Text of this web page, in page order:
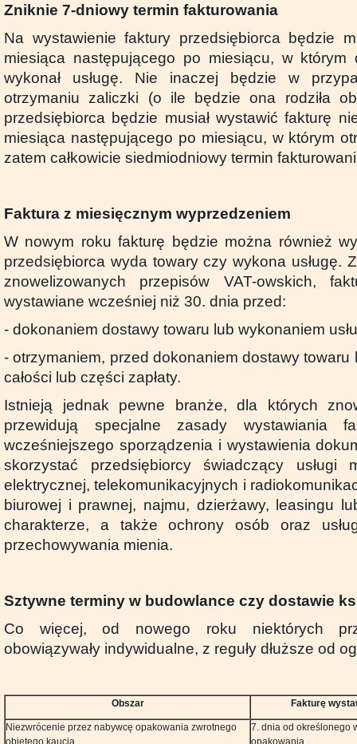
Zniknie 7-dniowy termin fakturowania
Na wystawienie faktury przedsiębiorca będzie
miesiąca następującego po miesiącu, w którym
wykonał usługę. Nie inaczej będzie w
otrzymaniu zaliczki (o ile będzie ona rodziła
przedsiębiorca będzie musiał wystawić fakturę
miesiąca następującego po miesiącu, w którym
zatem całkowicie siedmiodniowy termin
Faktura z miesięcznym wyprzedzeniem
W nowym roku fakturę będzie można również
przedsiębiorca wyda towary czy wykona usługę.
znowelizowanych przepisów VAT-owskich,
wystawiane wcześniej niż 30. dnia przed:
- dokonaniem dostawy towaru lub wykonaniem
- otrzymaniem, przed dokonaniem dostawy towaru
całości lub części zapłaty.
Istnieją jednak pewne branże, dla których
przewidują specjalne zasady wystawiania
wcześniejszego sporządzenia i wystawienia
skorzystać przedsiębiorcy świadczący usługi
elektrycznej, telekomunikacyjnych i
biurowej i prawnej, najmu, dzierżawy, leasingu
charakterze, a także ochrony osób oraz
przechowywania mienia.
Sztywne terminy w budowlance czy dostawie
Co więcej, od nowego roku niektórych
obowiązywały indywidualne, z reguły dłuższe od
Obszar Fakturę
Niezwrócenie przez nabywcę opakowania zwrotnego
objętego kaucją
7. dnia od określonego
opakowania